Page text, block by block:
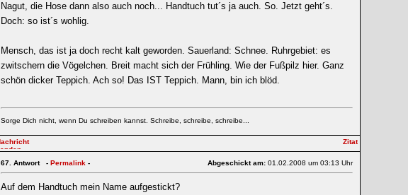
Nagut, die Hose dann also auch noch... Handtuch tut´s ja auch. So. Jetzt geht´s.
Doch: so ist´s wohlig.
Mensch, das ist ja doch recht kalt geworden. Sauerland: Schnee. Ruhrgebiet: es
zwitschern die Vögelchen. Breit macht sich der Frühling. Wie der Fußpilz hier. Ganz
schön dicker Teppich. Ach so! Das IST Teppich. Mann, bin ich blöd.
Sorge Dich nicht, wenn Du schreiben kannst. Schreibe, schreibe, schreibe...
67. Antwort - Permalink - Abgeschickt am: 01.02.2008 um 03:13 Uhr
Auf dem Handtuch mein Name aufgestickt?